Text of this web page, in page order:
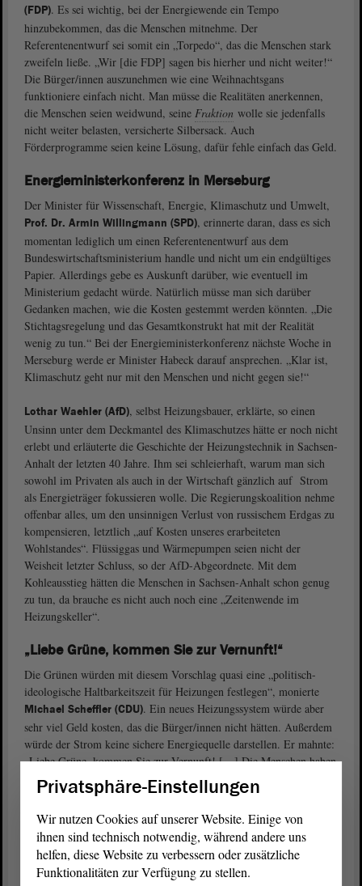
(FDP). Es sei wichtig, bei der Energiewende ein Tempo
hinzubekommen, das die Menschen mitnehme. Der
Referentenentwurf sei somit ein „Torpedo“, das die Menschen stark
zweifeln ließe. „Wir [die FDP] sagen bis hierher und nicht weiter!“
Die Bürger/innen auszunehmen wie eine Weihnachtsgans
funktioniere einfach nicht. Man müsse die Realitäten anerkennen,
die Menschen seien weidwund, seine Fraktion wolle sie jedenfalls
nicht weiter belasten, versicherte Silbersack. Auch
Förderprogramme seien keine Lösung, dafür fehle einfach das Geld.
Energieministerkonferenz in Merseburg
Der Minister für Wissenschaft, Energie, Klimaschutz und Umwelt,
Prof. Dr. Armin Willingmann (SPD), erinnerte daran, dass es sich
momentan lediglich um einen Referentenentwurf aus dem
Bundeswirtschaftsministerium handle und nicht um ein endgültiges
Papier. Allerdings gebe es Auskunft darüber, wie eventuell im
Ministerium gedacht würde. Natürlich müsse man sich darüber
Gedanken machen, wie die Kosten gestemmt werden könnten. „Die
Stichtagsregelung und das Gesamtkonstrukt hat mit der Realität
wenig zu tun.“ Bei der Energieministerkonferenz nächste Woche in
Merseburg werde er Minister Habeck darauf ansprechen. „Klar ist,
Klimaschutz geht nur mit den Menschen und nicht gegen sie!“
Lothar Waehler (AfD), selbst Heizungsbauer, erklärte, so einen
Unsinn unter dem Deckmantel des Klimaschutzes hätte er noch nicht
erlebt und erläuterte die Geschichte der Heizungstechnik in Sachsen-
Anhalt der letzten 40 Jahre. Ihm sei schleierhaft, warum man sich
sowohl im Privaten als auch in der Wirtschaft gänzlich auf Strom
als Energieträger fokussieren wolle. Die Regierungskoalition nehme
offenbar alles, um den unsinnigen Verlust von russischem Erdgas zu
kompensieren, letztlich „auf Kosten unseres erarbeiteten
Wohlstandes“. Flüssiggas und Wärmepumpen seien nicht der
Weisheit letzter Schluss, so der AfD-Abgeordnete. Mit dem
Kohleausstieg hätten die Menschen in Sachsen-Anhalt schon genug
zu tun, da brauche es nicht auch noch eine „Zeitenwende im
Heizungskeller“.
„Liebe Grüne, kommen Sie zur Vernunft!“
Die Grünen würden mit diesem Vorschlag quasi eine „politisch-
ideologische Haltbarkeitszeit für Heizungen festlegen“, monierte
Michael Scheffler (CDU). Ein neues Heizungssystem würde aber
sehr viel Geld kosten, das die Bürger/innen nicht hätten. Außerdem
würde der Strom keine sichere Energiequelle darstellen. Er mahnte:
„Liebe Grüne, kommen Sie zur Vernunft! […] Die Menschen haben
ein Eigenheim, weil sie es sich leisten wollten, darin wollen sie jetzt
gern leben, wie sie es wollen […] heizen wenn es kalt ist und nicht,
wenn es die Bundesnetzagentur gestattet.“ Die Grünen würden nicht
nur das Eigentum der Leute, sondern auch den Wohlstand des
Landes und den gesellschaftlichen Zusammenhalt gefährden,
kritisierte Scheffler.
Privatsphäre-Einstellungen
Wir nutzen Cookies auf unserer Website. Einige von
ihnen sind technisch notwendig, während andere uns
helfen, diese Website zu verbessern oder zusätzliche
Funktionalitäten zur Verfügung zu stellen.